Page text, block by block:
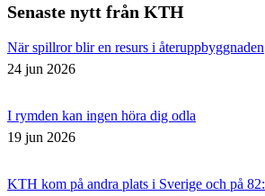
Senaste nytt från KTH
När spillror blir en resurs i återuppbyggnaden
24 jun 2026
I rymden kan ingen höra dig odla
19 jun 2026
KTH kom på andra plats i Sverige och på